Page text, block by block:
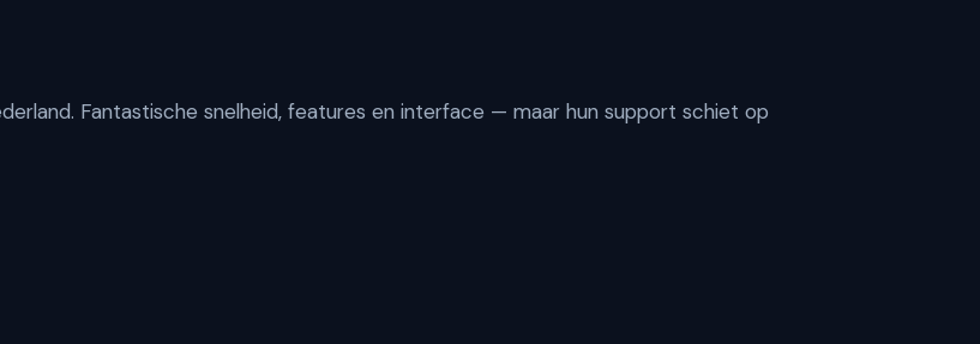
Beveiliging
Fantastische snelheid, features en interface — maar hun support schiet op